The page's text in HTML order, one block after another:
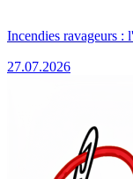
Incendies ravageurs :
27.07.2026